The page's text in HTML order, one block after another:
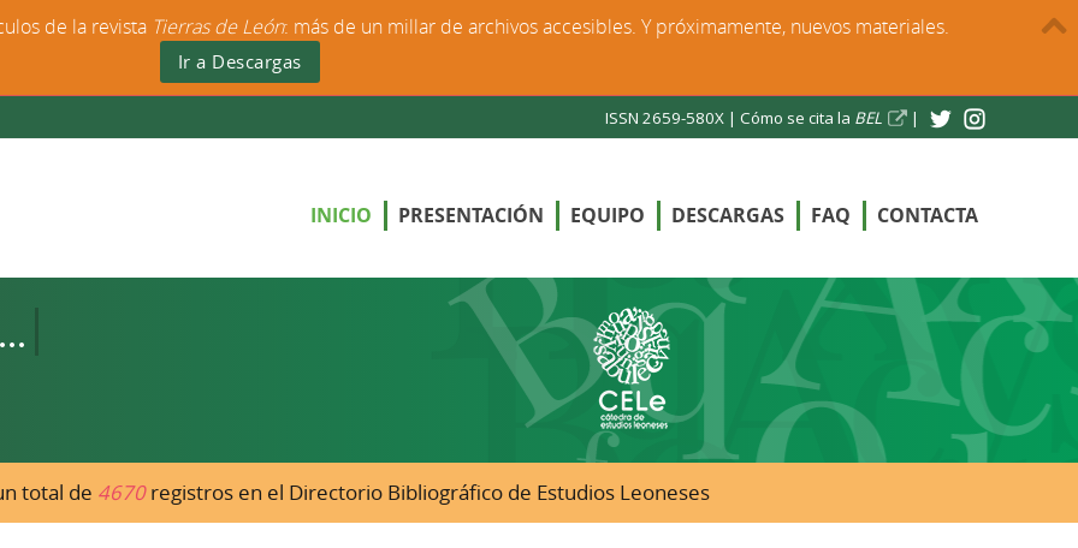
ISSN 2659-580X | Cómo se cita la BEL |
INICIO PRESENTACIÓN EQUIPO DESCARGAS FAQ CONTACTA
total de 4670registros en el Directorio Bibliográfico de Estudios Leoneses
de la revista Tierras de León: más de un millar de archivos accesibles. Y próximamente, nuevos materiales.
Ir a Descargas